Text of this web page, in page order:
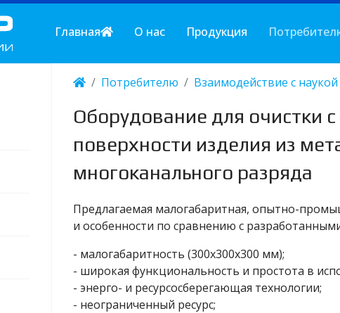
Главная О нас Продукция
Потребителю Взаимодействие с наукой
Оборудование для очистки
поверхности изделия из
многоканального разряда
Предлагаемая малогабаритная, опытно-
и особенности по сравнению с
- малогабаритность (300х300х300 мм);
- широкая функциональность и простота в
- энерго- и ресурсосберегающая технологии;
- неограниченный ресурс;